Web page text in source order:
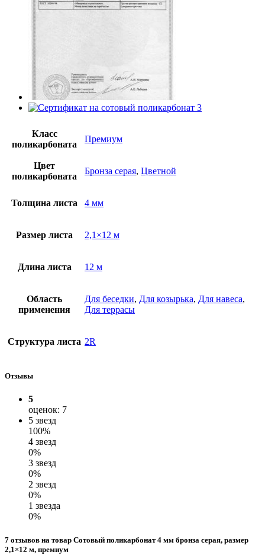
Класс
поликарбоната
Премиум
Цвет
поликарбоната
Бронза серая, Цветной
Толщина листа 4 мм
Размер листа 2,1×12 м
Длина листа 12 м
Область
применения
Для беседки, Для козырька, Для навеса,
Для террасы
Структура листа 2R
Отзывы
5
оценок: 7
5 звезд
100%
4 звезд
0%
3 звезд
0%
2 звезд
0%
1 звезда
0%
7 отзывов на товар Сотовый поликарбонат 4 мм бронза серая, размер
2,1×12 м, премиум